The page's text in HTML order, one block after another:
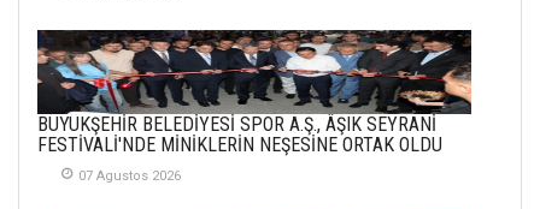
SEMRA ŞAHİN
KENDİNE UYANMAK
30 Temmuz 2026
BÜYÜKŞEHİR BELEDİYESİ SPOR A.Ş., ÂŞIK SEYRANİ
FESTİVALİ'NDE MİNİKLERİN NEŞESİNE ORTAK OLDU
07 Agustos 2026